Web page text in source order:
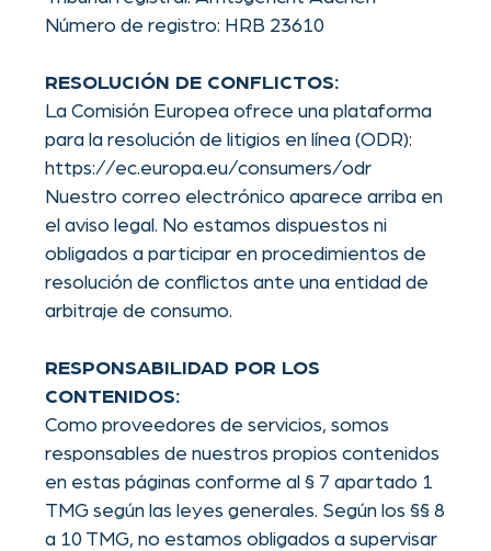
CONTENIDOS:
responsables de nuestros propios contenidos
en estas páginas conforme al § 7 apartado 1
TMG según las leyes generales. Según los §§ 8
a 10 TMG, no estamos obligados a supervisar
información transmitida o almacenada por
terceros ni a investigar circunstancias que
indiquen actividades ilegales.
uso de información conforme a las leyes
generales permanecen sin cambios. La
responsabilidad en este sentido solo es
de una infracción concreta. Cuando tengamos
Nuestro sitio contiene enlaces a sitios web
externos de terceros, sobre cuyos
contenidos no tenemos control. Por ello, no
podemos asumir responsabilidad alguna por
estos contenidos externos. La
responsabilidad por los contenidos de las
páginas enlazadas corresponde siempre a sus
respectivos proveedores u operadores. Los
enlaces fueron revisados en el momento de